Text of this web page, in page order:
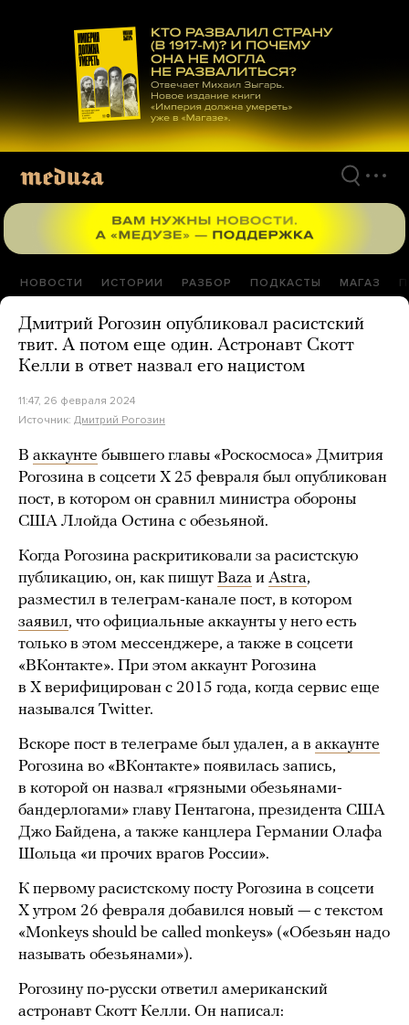
материалам
НОВОСТИ ИСТОРИИ РАЗБОР ПОДКАСТЫ МАГАЗ
Дмитрий Рогозин опубликовал расистский
твит. А потом еще один. Астронавт Скотт
Келли в ответ назвал его нацистом
11:47, 26 февраля 2024
Источник: Дмитрий Рогозин
В аккаунте бывшего главы «Роскосмоса» Дмитрия
Рогозина в соцсети X 25 февраля был опубликован
пост, в котором он сравнил министра обороны
США Ллойда Остина с обезьяной.
Когда Рогозина раскритиковали за расистскую
публикацию, он, как пишут Baza и Astra,
разместил в телеграм-канале пост, в котором
заявил, что официальные аккаунты у него есть
только в этом мессенджере, а также в соцсети
«ВКонтакте». При этом аккаунт Рогозина
в X верифицирован с 2015 года, когда сервис еще
назывался Twitter.
Вскоре пост в телеграме был удален, а в аккаунте
Рогозина во «ВКонтакте» появилась запись,
в которой он назвал «грязными обезьянами-
бандерлогами» главу Пентагона, президента США
Джо Байдена, а также канцлера Германии Олафа
Шольца «и прочих врагов России».
К первому расистскому посту Рогозина в соцсети
X утром 26 февраля добавился новый — с текстом
«Monkeys should be called monkeys» («Обезьян надо
называть обезьянами»).
Рогозину по-русски ответил американский
астронавт Скотт Келли. Он написал: